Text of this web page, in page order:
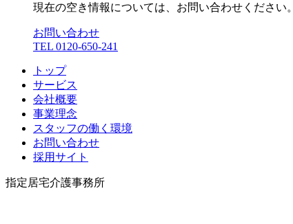
現在の空き情報については、お問い合わせください。
お問い合わせ
TEL 0120-650-241
トップ
サービス
会社概要
事業理念
スタッフの働く環境
お問い合わせ
採用サイト
指定居宅介護事務所